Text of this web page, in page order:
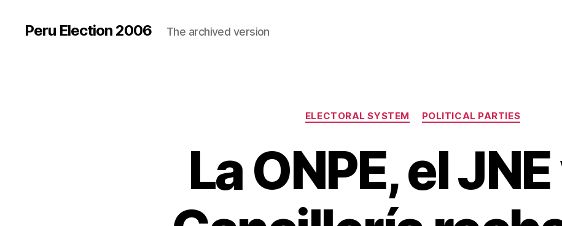
Peru Election 2006 The archived version
Categories
ELECTORAL SYSTEM POLITICAL PARTIES
La ONPE, el